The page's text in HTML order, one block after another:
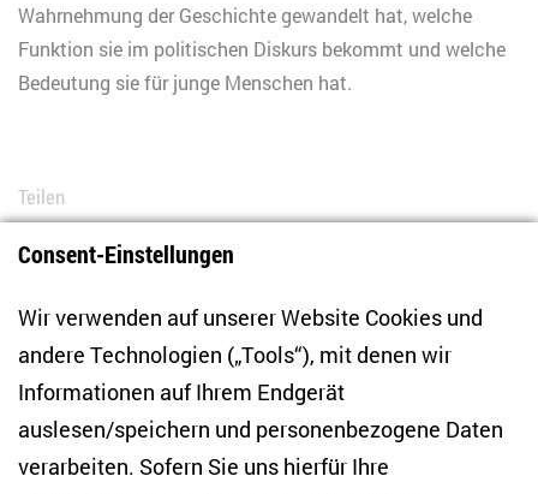
Wahrnehmung der Geschichte gewandelt hat, welche
Funktion sie im politischen Diskurs bekommt und welche
Bedeutung sie für junge Menschen hat.
Teilen
BlueskyLinkedInFacebook
Zentrum für Osteuropa- und internationale
Studien
Consent-Einstellungen
Wir verwenden auf unserer Website Cookies und
andere Technologien („Tools“), mit denen wir
Informationen auf Ihrem Endgerät
auslesen/speichern und personenbezogene Daten
verarbeiten. Sofern Sie uns hierfür Ihre